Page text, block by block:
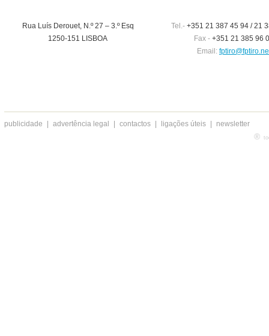
Rua Luís Derouet, N.º 27 – 3.º Esq
1250-151 LISBOA
Tel.-+351 21 387 45 94 / 21
Fax - +351 21 385 96
Email:
publicidade advertência legal contactos ligações úteis newsletter
®